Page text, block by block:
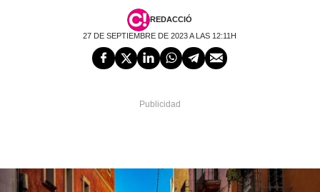
REDACCIÓ
27 DE SEPTIEMBRE DE 2023 A LAS 12:11H